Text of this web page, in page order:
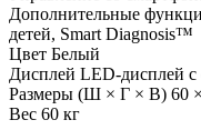
Дополнительные
детей, Smart Diagnosis™
Цвет Белый
Дисплей LED-дисплей
Размеры (Ш × Г × В) 60
Вес 60 кг